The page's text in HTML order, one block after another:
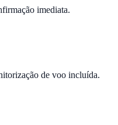
imediata.
de voo incluída.